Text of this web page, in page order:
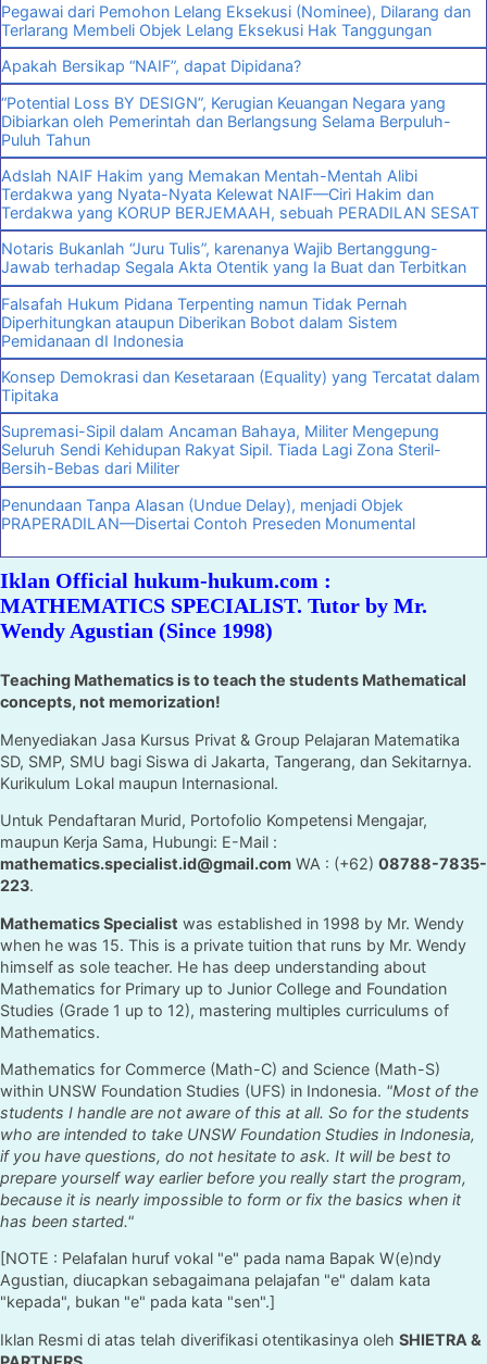
Pegawai dari Pemohon Lelang Eksekusi (Nominee), Dilarang dan
Terlarang Membeli Objek Lelang Eksekusi Hak Tanggungan
Apakah Bersikap “NAIF”, dapat Dipidana?
“Potential Loss BY DESIGN”, Kerugian Keuangan Negara yang
Dibiarkan oleh Pemerintah dan Berlangsung Selama Berpuluh-
Puluh Tahun
Adslah NAIF Hakim yang Memakan Mentah-Mentah Alibi
Terdakwa yang Nyata-Nyata Kelewat NAIF—Ciri Hakim dan
Terdakwa yang KORUP BERJEMAAH, sebuah PERADILAN SESAT
Notaris Bukanlah “Juru Tulis”, karenanya Wajib Bertanggung-
Jawab terhadap Segala Akta Otentik yang Ia Buat dan Terbitkan
Falsafah Hukum Pidana Terpenting namun Tidak Pernah
Diperhitungkan ataupun Diberikan Bobot dalam Sistem
Pemidanaan dI Indonesia
Konsep Demokrasi dan Kesetaraan (Equality) yang Tercatat dalam
Tipitaka
Supremasi-Sipil dalam Ancaman Bahaya, Militer Mengepung
Seluruh Sendi Kehidupan Rakyat Sipil. Tiada Lagi Zona Steril-
Bersih-Bebas dari Militer
Penundaan Tanpa Alasan (Undue Delay), menjadi Objek
PRAPERADILAN—Disertai Contoh Preseden Monumental
Iklan Official hukum-hukum.com :
MATHEMATICS SPECIALIST. Tutor by Mr.
Wendy Agustian (Since 1998)
Teaching Mathematics is to teach the students Mathematical
concepts, not memorization!
Menyediakan Jasa Kursus Privat & Group Pelajaran Matematika
SD, SMP, SMU bagi Siswa di Jakarta, Tangerang, dan Sekitarnya.
Kurikulum Lokal maupun Internasional.
Untuk Pendaftaran Murid, Portofolio Kompetensi Mengajar,
maupun Kerja Sama, Hubungi: E-Mail :
mathematics.specialist.id@gmail.com WA : (+62) 08788-7835-
223.
Mathematics Specialist was established in 1998 by Mr. Wendy
when he was 15. This is a private tuition that runs by Mr. Wendy
himself as sole teacher. He has deep understanding about
Mathematics for Primary up to Junior College and Foundation
Studies (Grade 1 up to 12), mastering multiples curriculums of
Mathematics.
Mathematics for Commerce (Math-C) and Science (Math-S)
within UNSW Foundation Studies (UFS) in Indonesia. "Most of the
students I handle are not aware of this at all. So for the students
who are intended to take UNSW Foundation Studies in Indonesia,
if you have questions, do not hesitate to ask. It will be best to
prepare yourself way earlier before you really start the program,
because it is nearly impossible to form or fix the basics when it
has been started."
[NOTE : Pelafalan huruf vokal "e" pada nama Bapak W(e)ndy
Agustian, diucapkan sebagaimana pelajafan "e" dalam kata
"kepada", bukan "e" pada kata "sen".]
Iklan Resmi di atas telah diverifikasi otentikasinya oleh SHIETRA &